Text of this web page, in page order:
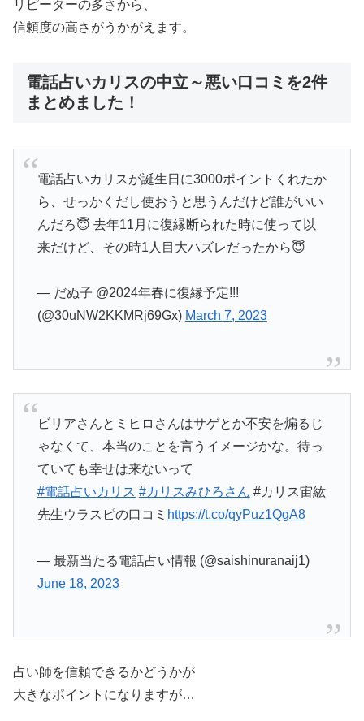
リピーターの多さから、
信頼度の高さがうかがえます。
電話占いカリスの中立～悪い口コミを2件
まとめました！
電話占いカリスが誕生日に3000ポイントくれたか
ら、せっかくだし使おうと思うんだけど誰がいい
んだろ😇 去年11月に復縁断られた時に使って以
来だけど、その時1人目大ハズレだったから😇
— だぬ子 @2024年春に復縁予定!!!
(@30uNW2KKMRj69Gx) March 7, 2023
ビリアさんとミヒロさんはサゲとか不安を煽るじ
ゃなくて、本当のことを言うイメージかな。待っ
ていても幸せは来ないって
#電話占いカリス #カリスみひろさん #カリス宙紘
先生ウラスピの口コミ https://t.co/qyPuz1QgA8
— 最新当たる電話占い情報 (@saishinuranaij1)
June 18, 2023
占い師を信頼できるかどうかが
大きなポイントになりますが…